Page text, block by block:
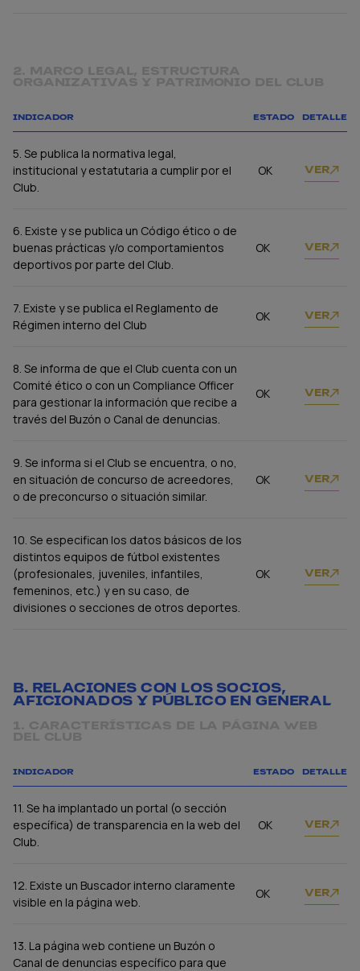
INDICADOR ESTADO DETALLE
5. Se publica la normativa legal,
institucional y estatutaria a cumplir por el
Club.
OK VER
6. Existe y se publica un Código ético o de
buenas prácticas y/o comportamientos
deportivos por parte del Club.
OK VER
7. Existe y se publica el Reglamento de
Régimen interno del Club
OK VER
8. Se informa de que el Club cuenta con un
Comité ético o con un Compliance Officer
para gestionar la información que recibe a
través del Buzón o Canal de denuncias.
OK VER
9. Se informa si el Club se encuentra, o no,
en situación de concurso de acreedores,
o de preconcurso o situación similar.
OK VER
10. Se especifican los datos básicos de los
distintos equipos de fútbol existentes
(profesionales, juveniles, infantiles,
femeninos, etc.) y en su caso, de
divisiones o secciones de otros deportes.
OK VER
B. RELACIONES CON LOS SOCIOS,
AFICIONADOS Y PÚBLICO EN GENERAL
INDICADOR ESTADO DETALLE
11. Se ha implantado un portal (o sección
específica) de transparencia en la web del
Club.
OK VER
12. Existe un Buscador interno claramente
visible en la página web.
OK VER
13. La página web contiene un Buzón o
Canal de denuncias específico para que